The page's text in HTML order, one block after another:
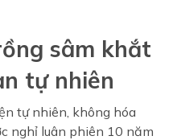
sâm khắt
tự nhiên
tự nhiên, không hóa
nghỉ luân phiên 10 năm